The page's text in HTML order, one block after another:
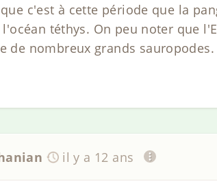
c'est à cette période que la
téthys. On peu noter que
de nombreux grands
il y a 12 ans